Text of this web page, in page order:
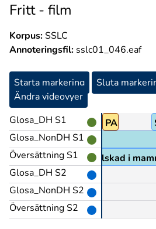
Fritt - film
Korpus:SSLC
Annoteringsfil: sslc01_046.eaf
Starta markering Sluta
Ändra videovyer
Glosa_DH S1
Glosa_NonDH S1
Översättning S1
Glosa_DH S2
Glosa_NonDH S2
Översättning S2
PAPPA
servitör och blir förälskad i